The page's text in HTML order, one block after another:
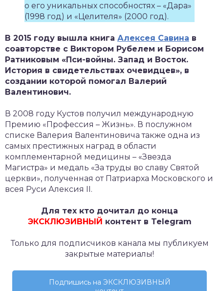
о его уникальных способностях – «Дара»
(1998 год) и «Целителя» (2000 год).
В 2015 году вышла книга Алексея Савина в
соавторстве с Виктором Рубелем и Борисом
Ратниковым «Пси-войны. Запад и Восток.
История в свидетельствах очевидцев», в
создании которой помогал Валерий
Валентинович.
В 2008 году Кустов получил международную
Премию «Профессия – Жизнь». В послужном
списке Валерия Валентиновича также одна из
самых престижных наград в области
комплементарной медицины – «Звезда
Магистра» и медаль «За труды во славу Святой
церкви», полученная от Патриарха Московского и
всея Руси Алексия II.
Для тех кто дочитал до конца
ЭКСКЛЮЗИВНЫЙ контент в Telegram
Только для подписчиков канала мы публикуем
закрытые материалы!
Подпишись на ЭКСКЛЮЗИВНЫЙ